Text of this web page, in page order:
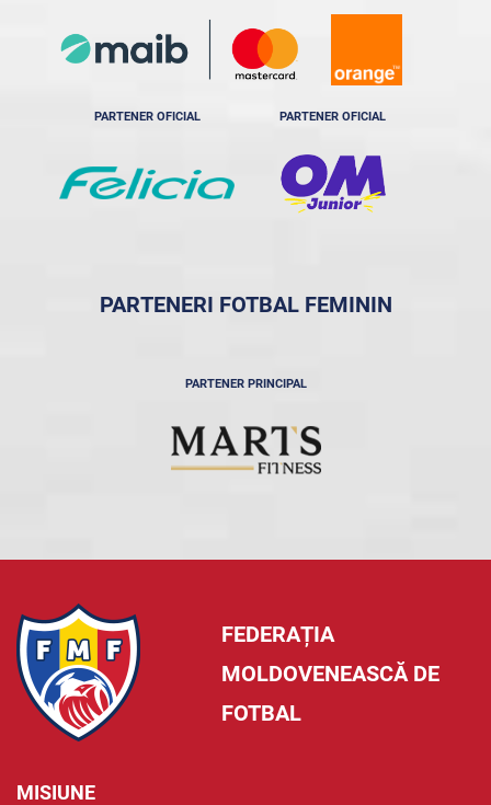
PARTENER OFICIAL PARTENER OFICIAL
PARTENERI FOTBAL FEMININ
PARTENER PRINCIPAL
FEDERAȚIA
MOLDOVENEASCĂ DE
FOTBAL
MISIUNE